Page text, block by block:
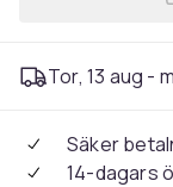
Tor, 13 aug -
Säker
14-dagars